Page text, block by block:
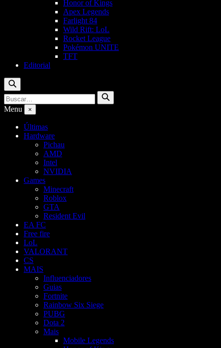
Honor of Kings
Apex Legends
Farlight 84
Wild Rift: LoL
Rocket League
Pokémon UNITE
TFT
Editorial
Buscar
Buscar
por:
Buscar
Menu ×
Últimas
Hardware
Pichau
AMD
Intel
NVIDIA
Games
Minecraft
Roblox
GTA
Resident Evil
EA FC
Free fire
LoL
VALORANT
CS
MAIS
Influenciadores
Guias
Fortnite
Rainbow Six Siege
PUBG
Dota 2
Mais
Mobile Legends